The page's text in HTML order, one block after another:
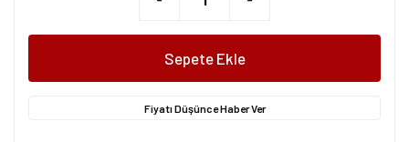
Sepete Ekle
Fiyatı Düşünce Haber Ver